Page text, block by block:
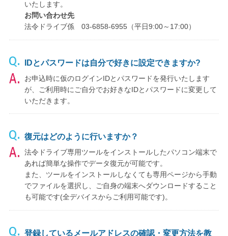
いたします。
お問い合わせ先
法令ドライブ係 03-6858-6955（平日9:00～17:00）
IDとパスワードは自分で好きに設定できますか?
お申込時に仮のログインIDとパスワードを発行いたします
が、ご利用時にご自分でお好きなIDとパスワードに変更して
いただきます。
復元はどのように行いますか？
法令ドライブ専用ツールをインストールしたパソコン端末で
あれば簡単な操作でデータ復元が可能です。
また、ツールをインストールしなくても専用ページから手動
でファイルを選択し、ご自身の端末へダウンロードすること
も可能です(全デバイスからご利用可能です)。
登録しているメールアドレスの確認・変更方法を教